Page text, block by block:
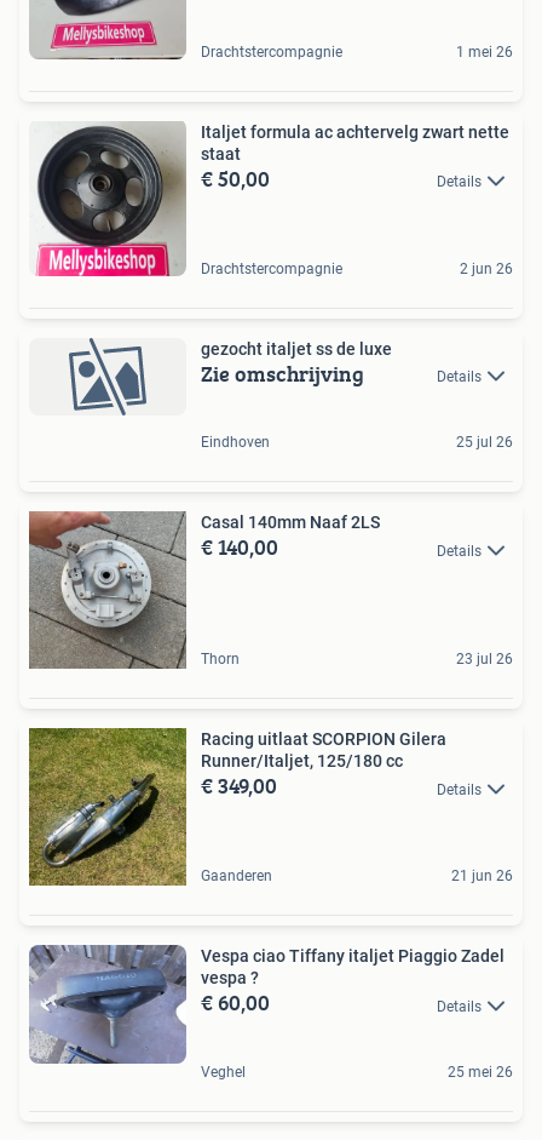
Drachtstercompagnie 1 mei 26
Italjet formula ac achtervelg zwart nette
staat
€ 50,00 Details
Drachtstercompagnie 2 jun 26
gezocht italjet ss de luxe
Zie omschrijving Details
Eindhoven 25 jul 26
Casal 140mm Naaf 2LS
€ 140,00 Details
Thorn 23 jul 26
Racing uitlaat SCORPION Gilera
Runner/Italjet, 125/180 cc
€ 349,00 Details
Gaanderen 21 jun 26
Vespa ciao Tiffany italjet Piaggio Zadel
vespa ?
€ 60,00 Details
Veghel 25 mei 26